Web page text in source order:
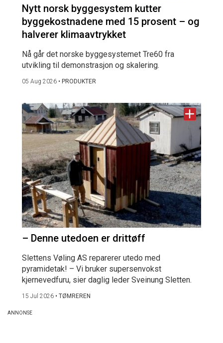
Nytt norsk byggesystem kutter
byggekostnadene med 15 prosent – og
halverer klimaavtrykket
Nå går det norske byggesystemet Tre60 fra
utvikling til demonstrasjon og skalering.
05 Aug 2026 • PRODUKTER
– Denne utedoen er drittøff
Slettens Vøling AS reparerer utedo med
pyramidetak! – Vi bruker supersenvokst
kjernevedfuru, sier daglig leder Sveinung Sletten.
15 Jul 2026 • TØMREREN